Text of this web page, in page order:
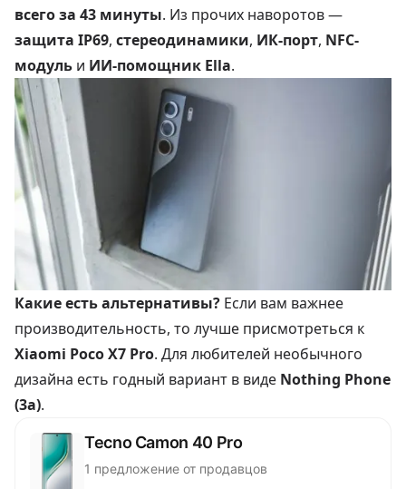
всего за 43 минуты. Из прочих наворотов —
защита IP69, стереодинамики, ИК-порт, NFC-
модуль и ИИ-помощник Ella.
Какие есть альтернативы? Если вам важнее
производительность, то лучше присмотреться к
Xiaomi Poco X7 Pro. Для любителей необычного
дизайна есть годный вариант в виде Nothing Phone
(3a).
Tecno Camon 40 Pro
1 предложение от продавцов